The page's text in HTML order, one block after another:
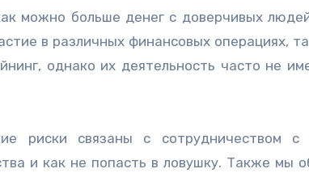
можно больше денег с доверчивых
в различных финансовых операциях,
однако их деятельность часто не
риски связаны с сотрудничеством с
и как не попасть в ловушку. Также мы